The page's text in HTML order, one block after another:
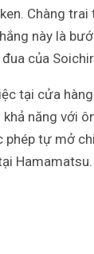
Chàng trai
này là
của
tại cửa
năng với
tự mở